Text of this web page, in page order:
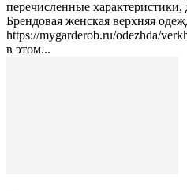
перечисленные характеристики,
Брендовая женская верхняя
https://mygarderob.ru/odezhda/
в этом...